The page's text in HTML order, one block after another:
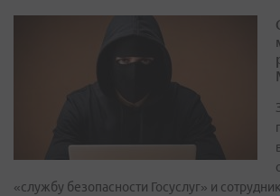
«службу безопасности Госуслуг» и